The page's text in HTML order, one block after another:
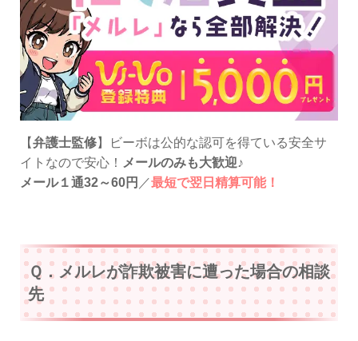
【弁護士監修】ビーボは公的な認可を得ている安全サ
イトなので安心！ メールのみも大歓迎♪
メール１通32～60円 ／最短で翌日精算可能！
Ｑ．メルレが詐欺被害に遭った場合の相談
先